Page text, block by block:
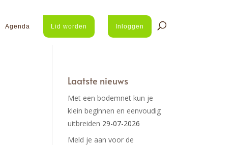
Agenda Lid worden Inloggen
Laatste nieuws
Met een bodemnet kun je
klein beginnen en eenvoudig
uitbreiden 29-07-2026
Meld je aan voor de